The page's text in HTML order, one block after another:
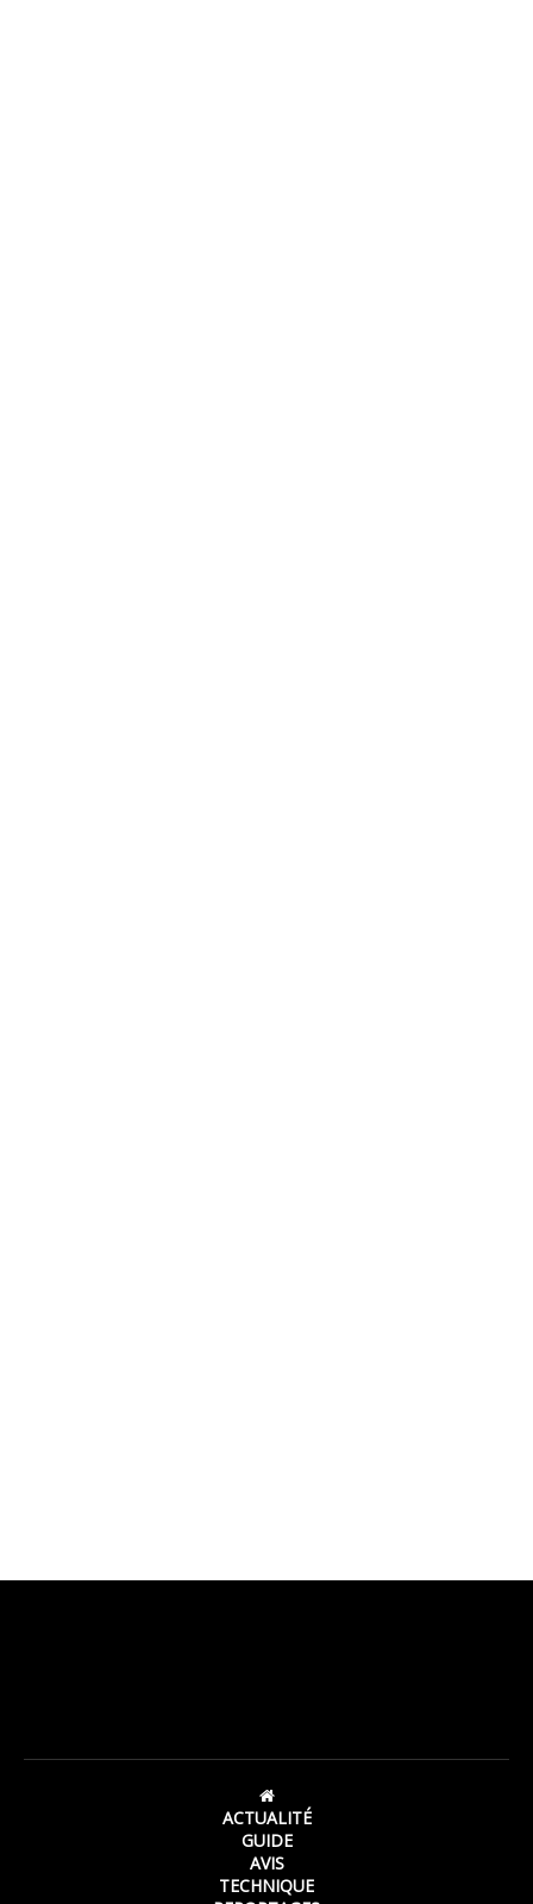
ACTUALITÉ
GUIDE
AVIS
TECHNIQUE